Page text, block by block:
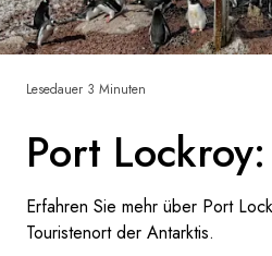
Schweiz
Schweiz
Dänemark
Norwegen
Port
Erfahren Sie mehr über Port
Touristenort der Antarktis.
Lesedauer 3 Minuten